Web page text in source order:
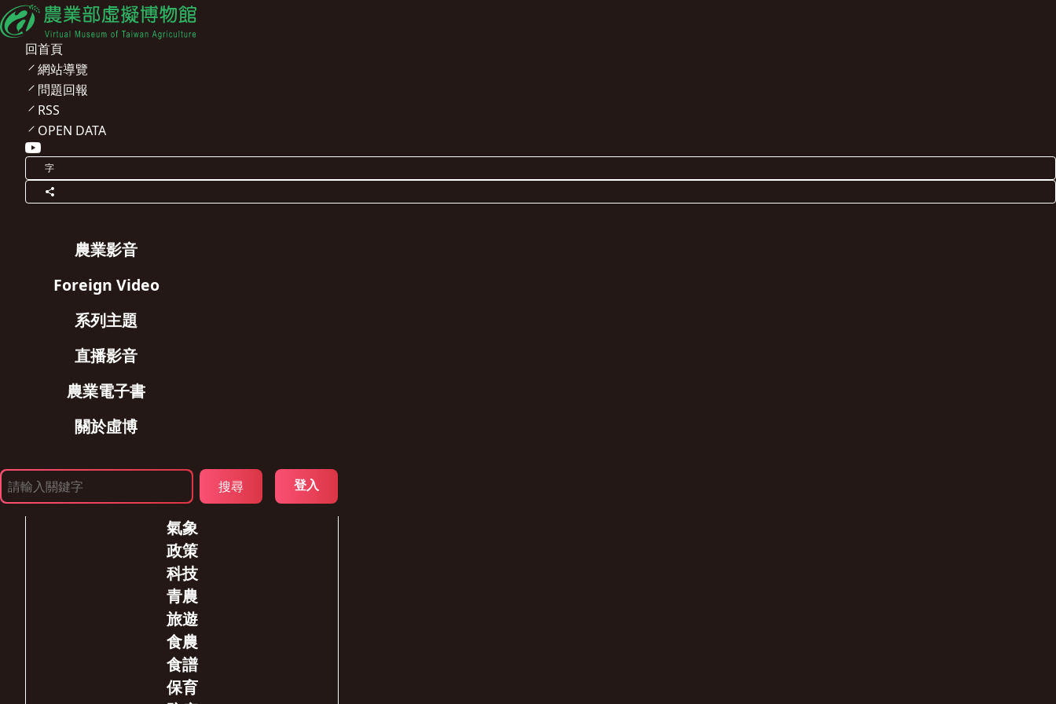
回首頁
網站導覽
問題回報
RSS
OPEN DATA
字
農業影音
Foreign Video
系列主題
直播影音
農業電子書
關於虛博
登入
氣象
政策
科技
青農
旅遊
食農
食譜
保育